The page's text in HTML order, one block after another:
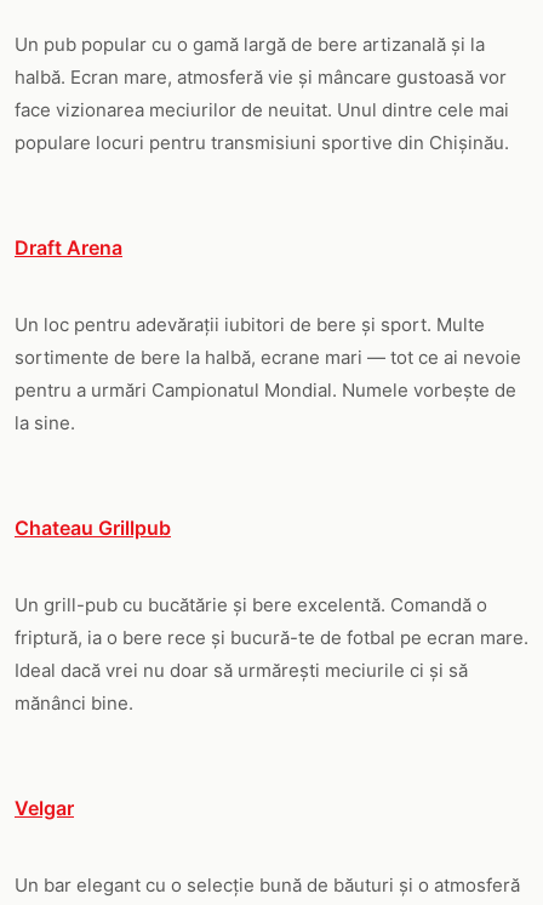
Un pub popular cu o gamă largă de bere artizanală și la
halbă. Ecran mare, atmosferă vie și mâncare gustoasă vor
face vizionarea meciurilor de neuitat. Unul dintre cele mai
populare locuri pentru transmisiuni sportive din Chișinău.
Draft Arena
Un loc pentru adevărații iubitori de bere și sport. Multe
sortimente de bere la halbă, ecrane mari — tot ce ai nevoie
pentru a urmări Campionatul Mondial. Numele vorbește de
la sine.
Chateau Grillpub
Un grill-pub cu bucătărie și bere excelentă. Comandă o
friptură, ia o bere rece și bucură-te de fotbal pe ecran mare.
Ideal dacă vrei nu doar să urmărești meciurile ci și să
mănânci bine.
Velgar
Un bar elegant cu o selecție bună de băuturi și o atmosferă